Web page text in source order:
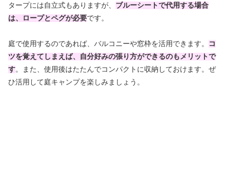
タープには自立式もありますが、 ブルーシートで代用する場合
は、ロープとペグが必要です。
庭で使用するのであれば、バルコニーや窓枠を活用できます。
コ
ツを覚えてしまえば、自分好みの張り方ができるのもメリットで
す。また、使用後はたたんでコンパクトに収納しておけます。ぜ
ひ活用して庭キャンプを楽しみましょう。